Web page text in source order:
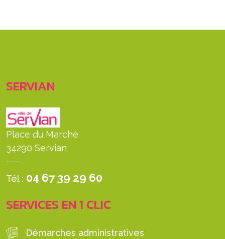
SERVIAN
Place du Marché
34290 Servian
Tél : 04 67 39 29 60
SERVICES EN 1 CLIC
Démarches administratives